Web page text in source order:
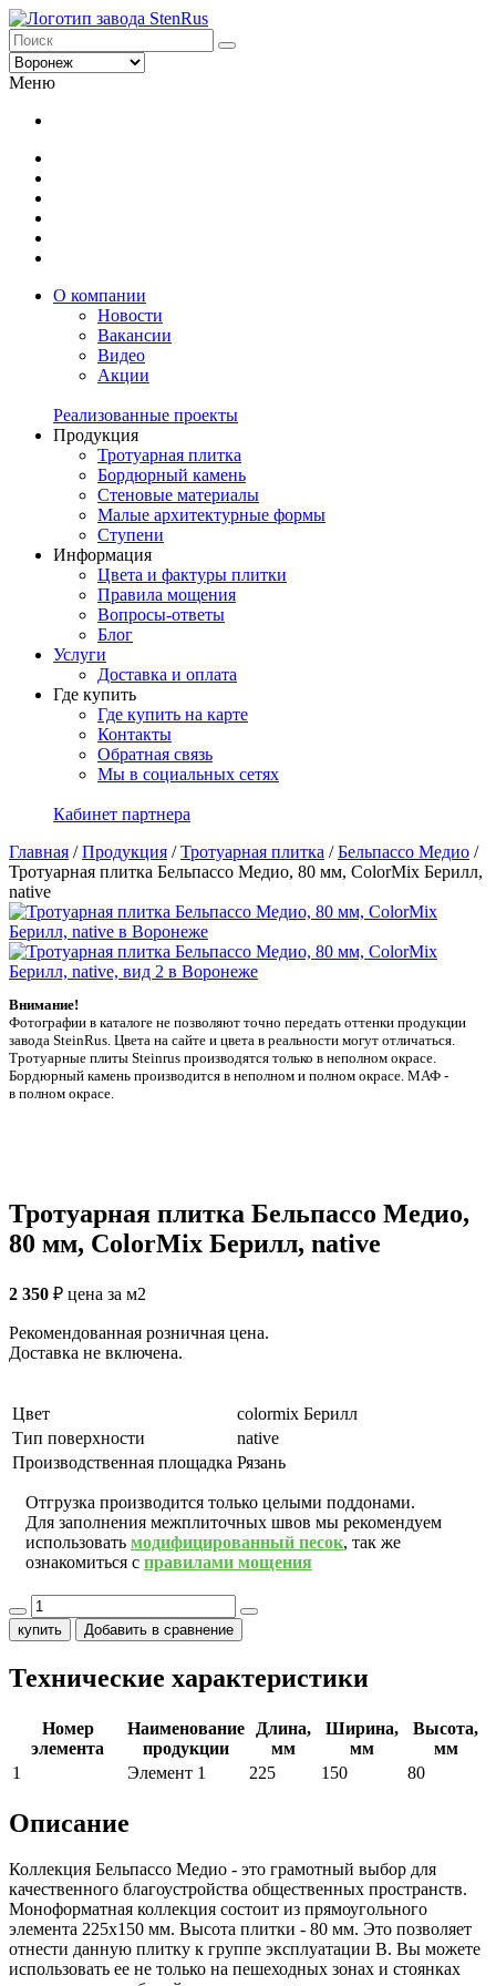
Меню
О компании
Новости
Вакансии
Видео
Акции
Реализованные проекты
Продукция
Тротуарная плитка
Бордюрный камень
Стеновые материалы
Малые архитектурные формы
Ступени
Информация
Цвета и фактуры плитки
Правила мощения
Вопросы-ответы
Блог
Услуги
Доставка и оплата
Где купить
Где купить на карте
Контакты
Обратная связь
Мы в социальных сетях
Кабинет партнера
Главная /Продукция /Тротуарная плитка /Бельпассо Медио /
Тротуарная плитка Бельпассо Медио, 80 мм, ColorMix Берилл,
native
Внимание!
Фотографии в каталоге не позволяют точно передать оттенки продукции
заводa SteinRus. Цвета на сайте и цвета в реальности могут отличаться.
Тротуарные плиты Steinrus производятся только в неполном окрасе.
Бордюрный камень производится в неполном и полном окрасе. МАФ -
в полном окрасе.
Тротуарная плитка Бельпассо Медио,
80 мм, ColorMix Берилл, native
2 350 ₽ цена за м2
Рекомендованная розничная цена.
Доставка не включена.
Цвет
colormix Берилл
Тип поверхности
native
Производственная площадка Рязань
Отгрузка производится только целыми поддонами.
Для заполнения межплиточных швов мы рекомендуем
использовать модифицированный песок, так же
ознакомиться с правилами мощения
купить Добавить в сравнение
Технические характеристики
Номер
элемента
Наименование
продукции
Длина,
мм
Ширина,
мм
Высота,
мм
1
Элемент 1 225 150 80
Описание
Коллекция Бельпассо Медио - это грамотный выбор для
качественного благоустройства общественных пространств.
Моноформатная коллекция состоит из прямоугольного
элемента 225х150 мм. Высота плитки - 80 мм. Это позволяет
отнести данную плитку к группе эксплуатации В. Вы можете
использовать ее не только на пешеходных зонах и стоянках